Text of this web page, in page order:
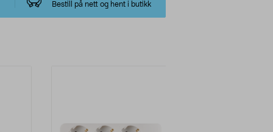
Bestill på nett og hent i butikk